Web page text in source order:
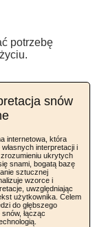
potrzebę
snów
internetowa, która
interpretacji i
ukrytych
snami, bogatą bazę
sztucznej
wzorce i
uwzględniając
użytkownika. Celem
do głębszego
łącząc